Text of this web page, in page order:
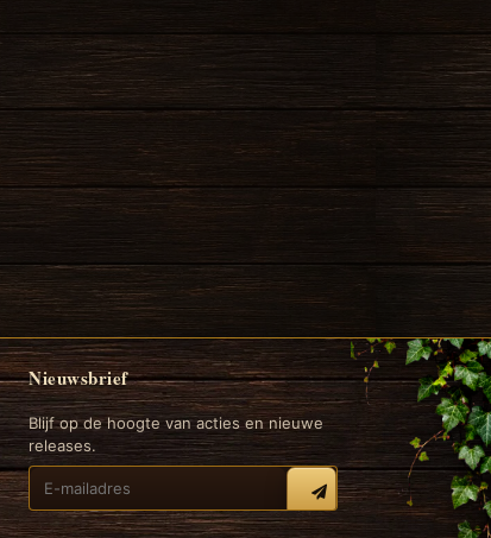
Nieuwsbrief
Blijf op de hoogte van acties en nieuwe
releases.